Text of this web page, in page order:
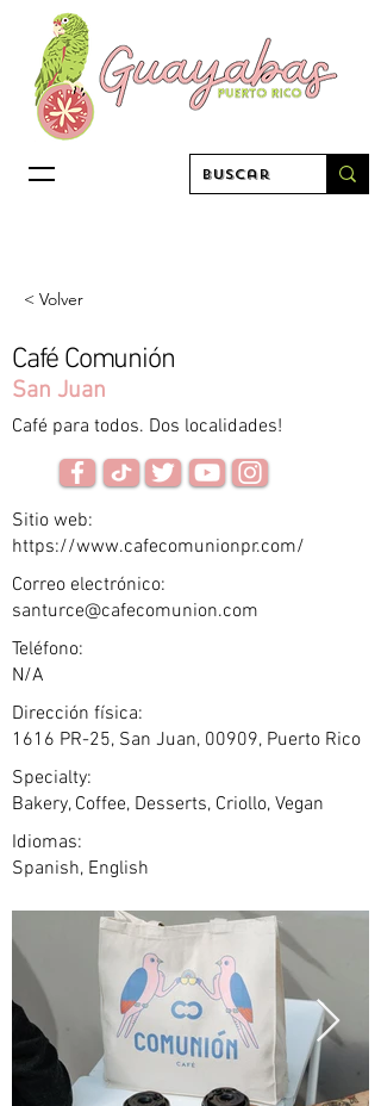
< Volver
Café Comunión
San Juan
Café para todos. Dos localidades!
Sitio web:
https://www.cafecomunionpr.com/
Correo electrónico:
santurce@cafecomunion.com
Teléfono:
N/A
Dirección física:
1616 PR-25, San Juan, 00909, Puerto Rico
Specialty:
Bakery, Coffee, Desserts, Criollo, Vegan
Idiomas:
Spanish, English